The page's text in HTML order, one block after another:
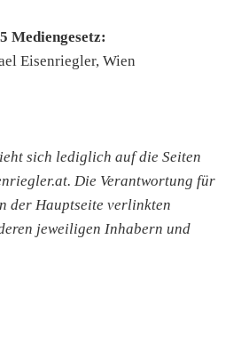
Mediengesetz:
Eisenriegler, Wien
sich lediglich auf die Seiten
Die Verantwortung für
der Hauptseite verlinkten
jeweiligen Inhabern und